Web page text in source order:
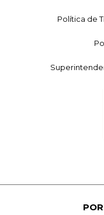
Política de